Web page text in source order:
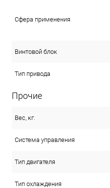
Сфера применения
Винтовой блок
Тип привода
Прочие
Вес, кг.
Система управления
Тип двигателя
Тип охлаждения